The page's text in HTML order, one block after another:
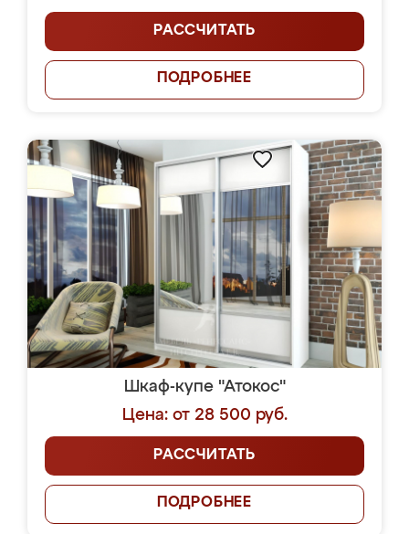
РАССЧИТАТЬ
ПОДРОБНЕЕ
Шкаф-купе "Атокос"
Цена: от 28 500 руб.
РАССЧИТАТЬ
ПОДРОБНЕЕ